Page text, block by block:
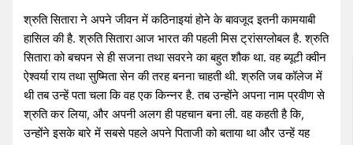
श्रुति सितारा ने अपने जीवन में कठिनाइयां होने के बावजूद इतनी कामयाबी
हासिल की है. श्रुति सितारा आज भारत की पहली मिस ट्रांसग्लोबल है. श्रुति
सितारा को बचपन से ही सजना तथा सवरने का बहुत शौक था. वह ब्यूटी क्वीन
ऐश्वर्या राय तथा सुष्मिता सेन की तरह बनना चाहती थी. श्रुति जब कॉलेज में
थी तब उन्हें पता चला कि वह एक किन्नर है. तब उन्होंने अपना नाम प्रवीण से
श्रुति कर लिया, और अपनी अलग ही पहचान बना ली. वह कहती है कि,
उन्होंने इसके बारे में सबसे पहले अपने पिताजी को बताया था और उन्हें यह